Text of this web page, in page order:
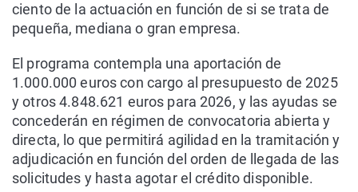
ciento de la actuación en función de si se trata de
pequeña, mediana o gran empresa.
El programa contempla una aportación de
1.000.000 euros con cargo al presupuesto de 2025
y otros 4.848.621 euros para 2026, y las ayudas se
concederán en régimen de convocatoria abierta y
directa, lo que permitirá agilidad en la tramitación y
adjudicación en función del orden de llegada de las
solicitudes y hasta agotar el crédito disponible.